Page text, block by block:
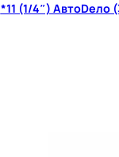
головка торцевая *11 (1/4″)